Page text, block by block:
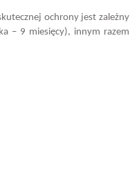
ochrony jest zależny
– 9 miesięcy), innym razem